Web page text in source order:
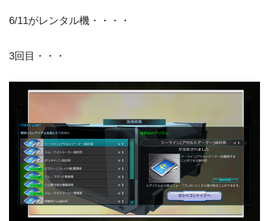
6/11がレンタル機・・・・
3回目・・・